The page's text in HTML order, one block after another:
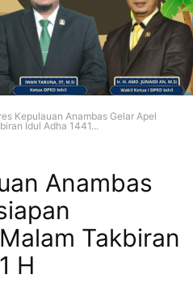
Kepulauan Anambas Gelar Apel
Idul Adha 1441...
Anambas
Takbiran
H